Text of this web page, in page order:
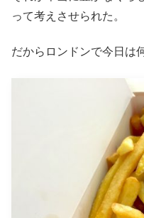
って考えさせられた。
だからロンドンで今日は